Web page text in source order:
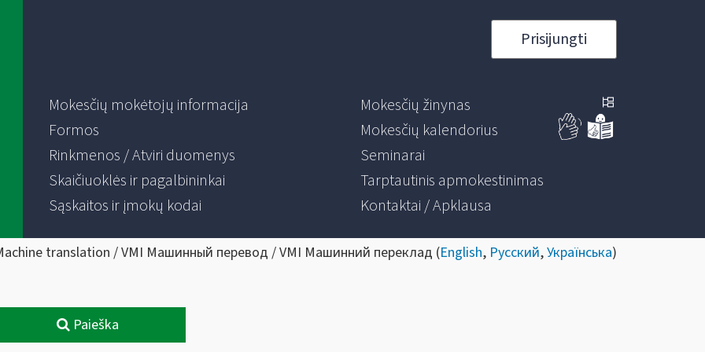
Prisijungti
Mokesčių mokėtojų informacija
Formos
Rinkmenos / Atviri duomenys
Skaičiuoklės ir pagalbininkai
Sąskaitos ir įmokų kodai
Mokesčių žinynas
Mokesčių kalendorius
Seminarai
Tarptautinis apmokestinimas
Kontaktai / Apklausa
translation / VMI Машинный перевод / VMI Машинний переклад (English, Русский,Українська)
Paieška